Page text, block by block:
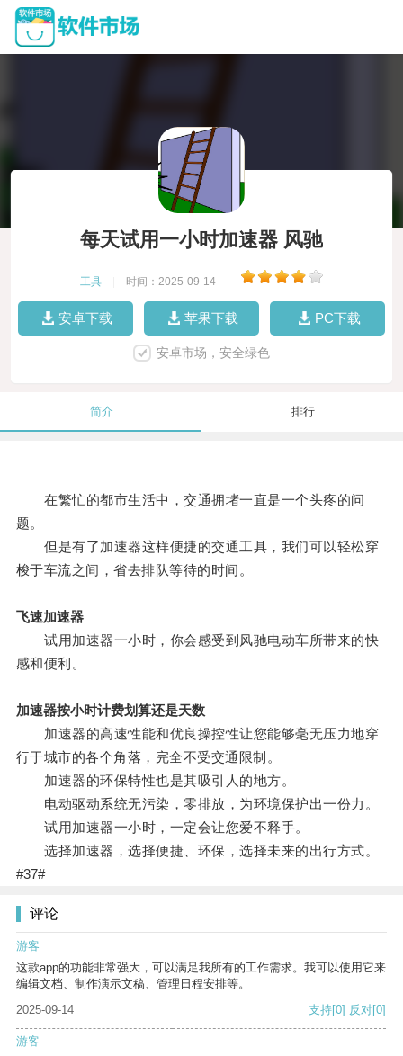
每天试用一小时加速器 风驰
工具 时间：2025-09-14
安卓下载 苹果下载 PC下载
安卓市场，安全绿色
简介 排行
在繁忙的都市生活中，交通拥堵一直是一个头疼的问
题。
但是有了加速器这样便捷的交通工具，我们可以轻松穿
梭于车流之间，省去排队等待的时间。
飞速加速器
试用加速器一小时，你会感受到风驰电动车所带来的快
感和便利。
加速器按小时计费划算还是天数
加速器的高速性能和优良操控性让您能够毫无压力地穿
行于城市的各个角落，完全不受交通限制。
加速器的环保特性也是其吸引人的地方。
电动驱动系统无污染，零排放，为环境保护出一份力。
试用加速器一小时，一定会让您爱不释手。
选择加速器，选择便捷、环保，选择未来的出行方式。
#37#
评论
游客
这款app的功能非常强大，可以满足我所有的工作需求。我可以使用它来
编辑文档、制作演示文稿、管理日程安排等。
2025-09-14
支持[0] 反对[0]
游客